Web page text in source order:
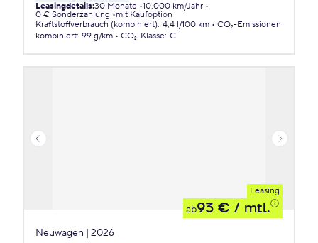
Leasingdetails:30 Monate 10.000 km/Jahr
0 € Sonderzahlung
mit Kaufoption
Kraftstoffverbrauch (kombiniert): 4,4 l/100 km
CO₂-Emissionen
kombiniert: 99 g/km CO₂-Klasse: C
Leasing
ab93 € / mtl.
Neuwagen | 2026